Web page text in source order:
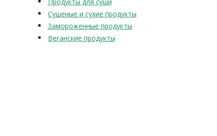
Продукты для суши
Сушеные и сухие продукты
Замороженные продукты
Веганские продукты